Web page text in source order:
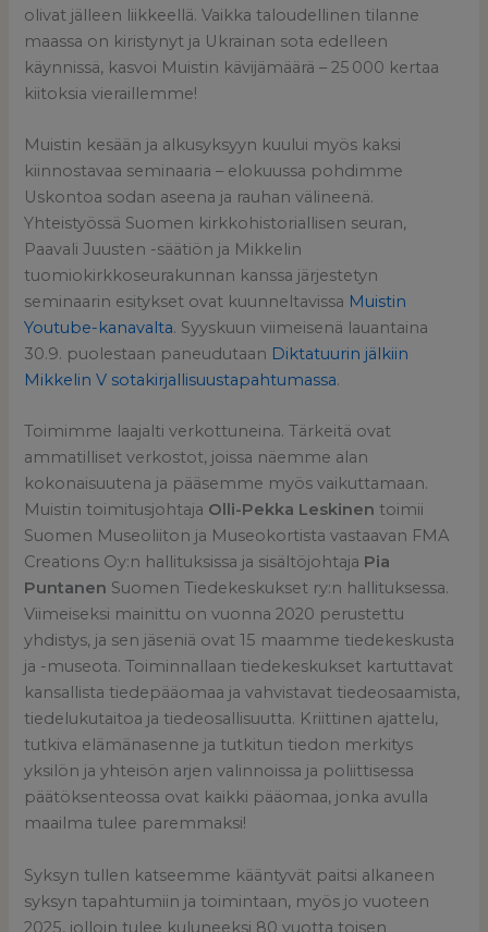
olivat jälleen liikkeellä. Vaikka taloudellinen tilanne
maassa on kiristynyt ja Ukrainan sota edelleen
käynnissä, kasvoi Muistin kävijämäärä – 25 000 kertaa
kiitoksia vieraillemme!
Muistin kesään ja alkusyksyyn kuului myös kaksi
kiinnostavaa seminaaria – elokuussa pohdimme
Uskontoa sodan aseena ja rauhan välineenä.
Yhteistyössä Suomen kirkkohistoriallisen seuran,
Paavali Juusten -säätiön ja Mikkelin
tuomiokirkkoseurakunnan kanssa järjestetyn
seminaarin esitykset ovat kuunneltavissa Muistin
Youtube-kanavalta. Syyskuun viimeisenä lauantaina
30.9. puolestaan paneudutaan Diktatuurin jälkiin
Mikkelin V sotakirjallisuustapahtumassa.
Toimimme laajalti verkottuneina. Tärkeitä ovat
ammatilliset verkostot, joissa näemme alan
kokonaisuutena ja pääsemme myös vaikuttamaan.
Muistin toimitusjohtaja Olli-Pekka Leskinen toimii
Suomen Museoliiton ja Museokortista vastaavan FMA
Creations Oy:n hallituksissa ja sisältöjohtaja Pia
Puntanen Suomen Tiedekeskukset ry:n hallituksessa.
Viimeiseksi mainittu on vuonna 2020 perustettu
yhdistys, ja sen jäseniä ovat 15 maamme tiedekeskusta
ja -museota. Toiminnallaan tiedekeskukset kartuttavat
kansallista tiedepääomaa ja vahvistavat tiedeosaamista,
tiedelukutaitoa ja tiedeosallisuutta. Kriittinen ajattelu,
tutkiva elämänasenne ja tutkitun tiedon merkitys
yksilön ja yhteisön arjen valinnoissa ja poliittisessa
päätöksenteossa ovat kaikki pääomaa, jonka avulla
maailma tulee paremmaksi!
Syksyn tullen katseemme kääntyvät paitsi alkaneen
syksyn tapahtumiin ja toimintaan, myös jo vuoteen
2025, jolloin tulee kuluneeksi 80 vuotta toisen